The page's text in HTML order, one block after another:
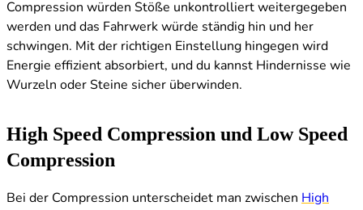
Compression würden Stöße unkontrolliert weitergegeben
werden und das Fahrwerk würde ständig hin und her
schwingen. Mit der richtigen Einstellung hingegen wird
Energie effizient absorbiert, und du kannst Hindernisse wie
Wurzeln oder Steine sicher überwinden.
High Speed Compression und Low Speed
Compression
Bei der Compression unterscheidet man zwischen High